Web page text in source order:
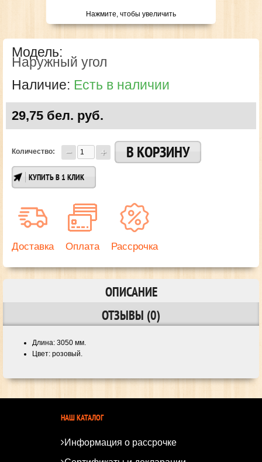
Нажмите, чтобы увеличить
Модель:
Наружный угол
Наличие: Есть в наличии
29,75 бел. руб.
Количество:
КУПИТЬ В 1 КЛИК
Доставка Оплата Рассрочка
ОПИСАНИЕ
ОТЗЫВЫ (0)
Длина: 3050 мм.
Цвет: розовый.
НАШ КАТАЛОГ
Информация о рассрочке